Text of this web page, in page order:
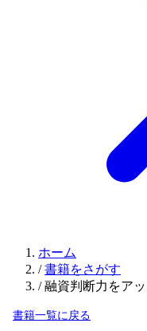
ホーム
/ 書籍をさがす
/ 融資判断力をア
書籍一覧に戻る